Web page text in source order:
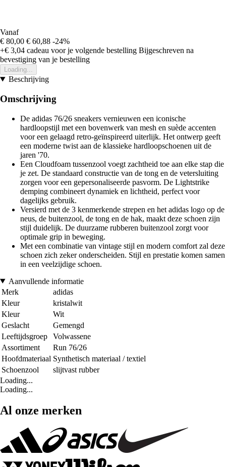
Vanaf
€ 80,00 € 60,88 -24%
+€ 3,04 cadeau voor je volgende bestelling Bijgeschreven na
bevestiging van je bestelling
Loading...
Beschrijving
Omschrijving
De adidas 76/26 sneakers vernieuwen een iconische
hardloopstijl met een bovenwerk van mesh en suède accenten
voor een gelaagd retro-geïnspireerd uiterlijk. Het ontwerp geeft
een moderne twist aan de klassieke hardloopschoenen uit de
jaren '70.
Een Cloudfoam tussenzool voegt zachtheid toe aan elke stap die
je zet. De standaard constructie van de tong en de vetersluiting
zorgen voor een gepersonaliseerde pasvorm. De Lightstrike
demping combineert dynamiek en lichtheid, perfect voor
dagelijks gebruik.
Versierd met de 3 kenmerkende strepen en het adidas logo op de
neus, de buitenzool, de tong en de hak, maakt deze schoen zijn
stijl duidelijk. De duurzame rubberen buitenzool zorgt voor
optimale grip in beweging.
Met een combinatie van vintage stijl en modern comfort zal deze
schoen zich zeker onderscheiden. Stijl en prestatie komen samen
in een veelzijdige schoen.
Aanvullende informatie
Merk
adidas
Kleur
kristalwit
Kleur
Wit
Geslacht
Gemengd
Leeftijdsgroep
Volwassene
Assortiment
Run 76/26
Hoofdmateriaal Synthetisch materiaal / textiel
Schoenzool
slijtvast rubber
Loading...
Loading...
Al onze merken